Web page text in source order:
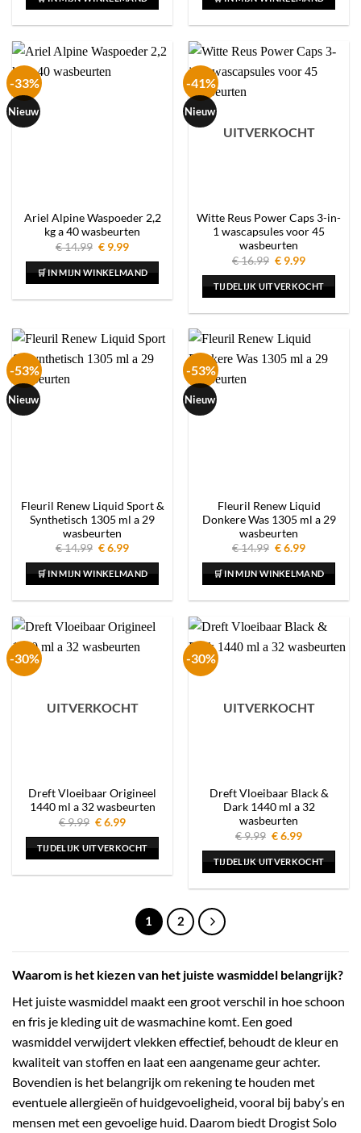
€ 9.99.€ 5.99. € 16.99.€ 9.99.
-33%
Nieuw
Ariel Alpine Waspoeder 2,2
kg a 40 wasbeurten
€14.99 Oorspronkelijke
was:
€ 14.99.
€ 9.99Huidige
is:
€ 9.99.
🛒 IN MIJN WINKELMAND
-41%
Nieuw
UITVERKOCHT
Witte Reus Power Caps 3-in-
1 wascapsules voor 45
wasbeurten
€16.99 Oorspronkelijke
was:
€ 16.99.
€ 9.99Huidige
is:
€ 9.99.
TIJDELIJK UITVERKOCHT
-53%
Nieuw
Fleuril Renew Liquid Sport &
Synthetisch 1305 ml a 29
wasbeurten
€14.99 Oorspronkelijke
was:
€ 14.99.
€6.99Huidige
is:
€ 6.99.
🛒 IN MIJN WINKELMAND
-53%
Nieuw
Fleuril Renew Liquid
Donkere Was 1305 ml a 29
wasbeurten
€14.99 Oorspronkelijke
was:
€ 14.99.
€6.99Huidige
is:
€ 6.99.
🛒 IN MIJN WINKELMAND
-30%
UITVERKOCHT
Dreft Vloeibaar Origineel
1440 ml a 32 wasbeurten
€9.99 Oorspronkelijke
was:
€ 9.99.
€6.99Huidige
is:
€ 6.99.
TIJDELIJK UITVERKOCHT
-30%
UITVERKOCHT
Dreft Vloeibaar Black &
Dark 1440 ml a 32
wasbeurten
€9.99 Oorspronkelijke
was:
€ 9.99.
€6.99Huidige
is:
€ 6.99.
TIJDELIJK UITVERKOCHT
1 2
Waarom is het kiezen van het juiste wasmiddel belangrijk?
Het juiste wasmiddel maakt een groot verschil in hoe schoon
en fris je kleding uit de wasmachine komt. Een goed
wasmiddel verwijdert vlekken effectief, behoudt de kleur en
kwaliteit van stoffen en laat een aangename geur achter.
Bovendien is het belangrijk om rekening te houden met
eventuele allergieën of huidgevoeligheid, vooral bij baby’s en
mensen met een gevoelige huid. Daarom biedt Drogist Solo